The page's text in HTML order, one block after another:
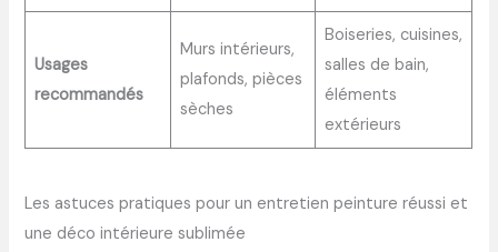
Usages
recommandés
Murs intérieurs,
plafonds, pièces
sèches
Boiseries, cuisines,
salles de bain,
éléments
extérieurs
Les astuces pratiques pour un entretien peinture réussi et
une déco intérieure sublimée